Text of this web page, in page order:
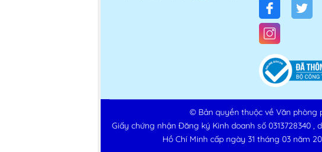
© Bản quyền thuộc về Văn phòng
Giấy chứng nhận Đăng ký Kinh doanh số 0313728340 ,
Hồ Chí Minh cấp ngày 31 tháng 03 năm